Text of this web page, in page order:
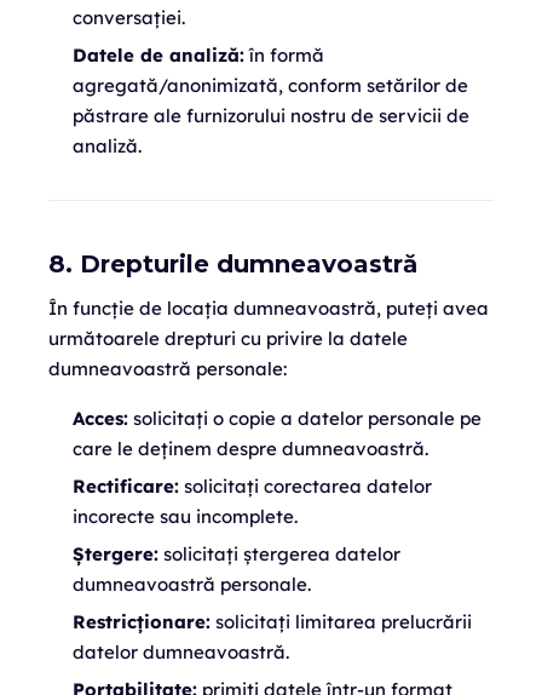
conversației.
Datele de analiză:în formă
agregată/anonimizată, conform setărilor de
păstrare ale furnizorului nostru de servicii de
analiză.
8. Drepturile dumneavoastră
În funcție de locația dumneavoastră, puteți avea
următoarele drepturi cu privire la datele
dumneavoastră personale:
Acces: solicitați o copie a datelor personale pe
care le deținem despre dumneavoastră.
Rectificare: solicitați corectarea datelor
incorecte sau incomplete.
Ștergere: solicitați ștergerea datelor
dumneavoastră personale.
Restricționare: solicitați limitarea prelucrării
datelor dumneavoastră.
Portabilitate: primiți datele într-un format